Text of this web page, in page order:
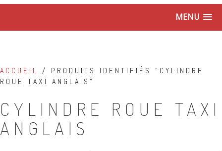
MENU
ACCUEIL / PRODUITS IDENTIFIÉS “CYLINDRE
ROUE TAXI ANGLAIS”
CYLINDRE ROUE TAXI
ANGLAIS